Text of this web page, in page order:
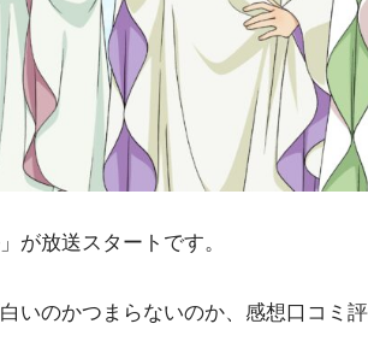
が放送スタートです。
いのかつまらないのか、感想口コミ